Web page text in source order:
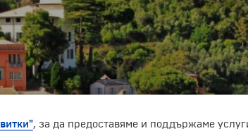
, за да предоставяме и поддържаме